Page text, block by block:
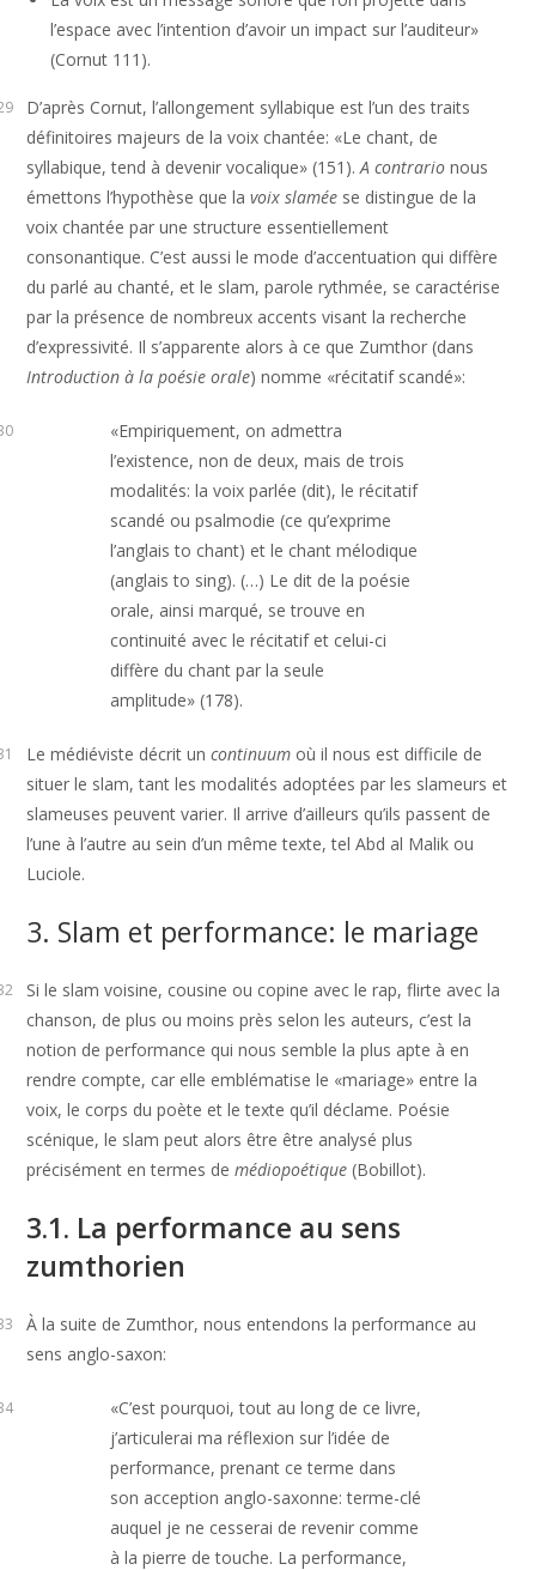
l’espace avec l’intention d’avoir un impact sur l’auditeur»
(Cornut 111).
D’après Cornut, l’allongement syllabique est l’un des traits
définitoires majeurs de la voix chantée: «Le chant, de
syllabique, tend à devenir vocalique» (151).A contrarionous
émettons l’hypothèse que lavoix slamée se distingue de la
voix chantée par une structure essentiellement
consonantique. C’est aussi le mode d’accentuation qui diffère
du parlé au chanté, et le slam, parole rythmée, se caractérise
par la présence de nombreux accents visant la recherche
d’expressivité. Il s’apparente alors à ce que Zumthor (dans
Introduction à la poésie orale) nomme «récitatif scandé»:
«Empiriquement, on admettra
l’existence, non de deux, mais de trois
modalités: la voix parlée (dit), le récitatif
scandé ou psalmodie (ce qu’exprime
l’anglais to chant) et le chant mélodique
(anglais to sing). (…) Le dit de la poésie
orale, ainsi marqué, se trouve en
continuité avec le récitatif et celui-ci
diffère du chant par la seule
amplitude» (178).
Le médiéviste décrit uncontinuum où il nous est difficile de
situer le slam, tant les modalités adoptées par les slameurs et
slameuses peuvent varier. Il arrive d’ailleurs qu’ils passent de
l’une à l’autre au sein d’un même texte, tel Abd al Malik ou
Luciole.
3. Slam et performance: le mariage
Si le slam voisine, cousine ou copine avec le rap, flirte avec la
chanson, de plus ou moins près selon les auteurs, c’est la
notion de performance qui nous semble la plus apte à en
rendre compte, car elle emblématise le «mariage» entre la
voix, le corps du poète et le texte qu’il déclame. Poésie
scénique, le slam peut alors être être analysé plus
précisément en termes demédiopoétique (Bobillot).
3.1. La performance au sens
zumthorien
À la suite de Zumthor, nous entendons la performance au
sens anglo-saxon:
«C’est pourquoi, tout au long de ce livre,
j’articulerai ma réflexion sur l’idée de
performance, prenant ce terme dans
son acception anglo-saxonne: terme-clé
auquel je ne cesserai de revenir comme
à la pierre de touche. La performance,